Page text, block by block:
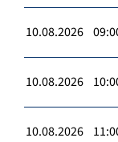
10.08.2026
10.08.2026
10.08.2026